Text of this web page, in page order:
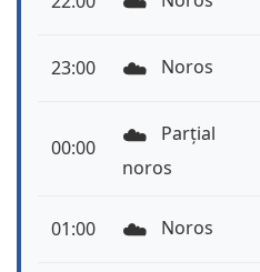
23:00 ☁️ Noros
00:00 ☁️
Parțial
noros
01:00 ☁️ Noros